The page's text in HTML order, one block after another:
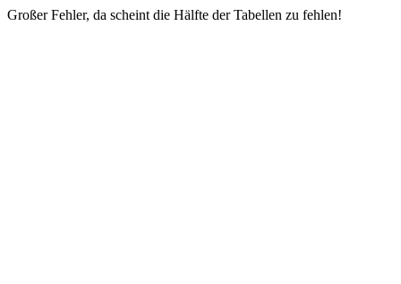
Großer Fehler, da scheint die Hälfte der Tabellen zu fehlen!